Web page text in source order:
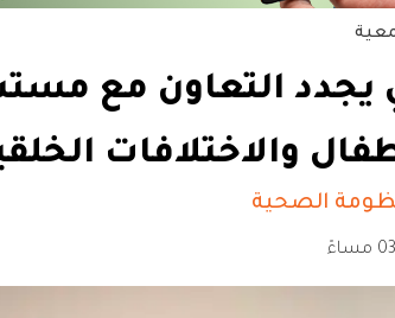
يجدد التعاون مع
والاختلافات
الصحية